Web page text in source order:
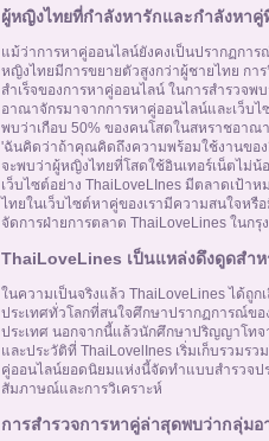
ผู้หญิงไทยที่กำลังหารักและกำลังหา
แม้ว่าการหาคู่ออนไลน์ยังคงเป็นปรากฏการ
หญิงไทยมีการขยายตัวสูงกว่าผู้ชายไทย ก
สำเร็จของการหาคู่ออนไลน์ ในการสำรวจ
อาณาจักรมาจากการหาคู่ออนไลน์และเว็บไ
พบว่าเกือบ 50% ของคนโสดในสหราชอา
'ฉันคิดว่าถ้าคุณคิดถึงความพร้อมใช้งานขอ
จะพบว่าผู้หญิงไทยที่โสดใช้อินเทอร์เน็ตไม่
เว็บไซต์อย่าง ThaiLoveLInes มีตลาดเป้า
ไทยในเว็บไซต์หาคู่ของเรามีความสนใจห
จัดการฝ่ายการตลาด ThaiLoveLines ในกรุ
ThaiLoveLines เป็นแหล่งดึงดูดสำ
ในความเป็นจริงแล้ว ThaiLoveLines ได้ถู
ประเทศทั่วโลกที่สนใจศึกษาปรากฏการณ์ข
ประเทศ นอกจากนี้แล้วนักศึกษาปริญญาโท
และประวัติที่ ThaiLovelInes เริ่มเก็บรวมร
คู่ออนไลน์ยอดนิยมแห่งนี้จัดทำแบบสำรวจป
สัมภาษณ์และการวิเคราะห์
การสำรวจการหาคู่ล่าสุดพบว่ากลุ่ม